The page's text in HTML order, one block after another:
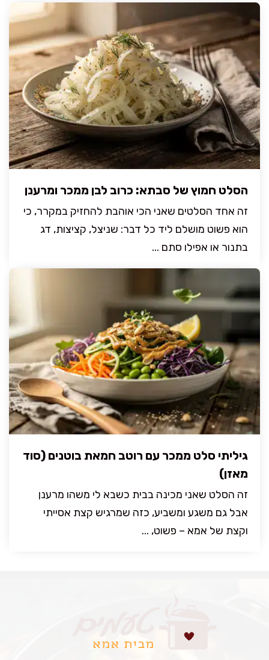
הסלט חמוץ של סבתא: כרוב לבן ממכר ומרענן
זה אחד הסלטים שאני הכי אוהבת להחזיק במקרר, כי
הוא פשוט מושלם ליד כל דבר: שניצל, קציצות, דג
בתנור או אפילו סתם ...
גיליתי סלט ממכר עם רוטב חמאת בוטנים (סוד
מאזן)
זה הסלט שאני מכינה בבית כשבא לי משהו מרענן
אבל גם משגע ומשביע, כזה שמרגיש קצת אסייתי
וקצת של אמא – פשוט, ...